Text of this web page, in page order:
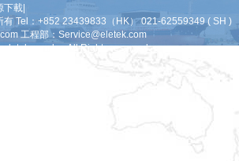
下載
有 Tel：+852 23439833（HK） 021-62559349 ( SH )
工程部： Service@eletek.com
lnc.All Rights reserved.